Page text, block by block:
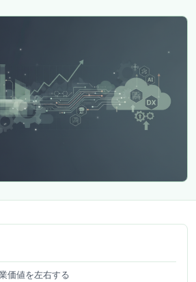
価値を左右する